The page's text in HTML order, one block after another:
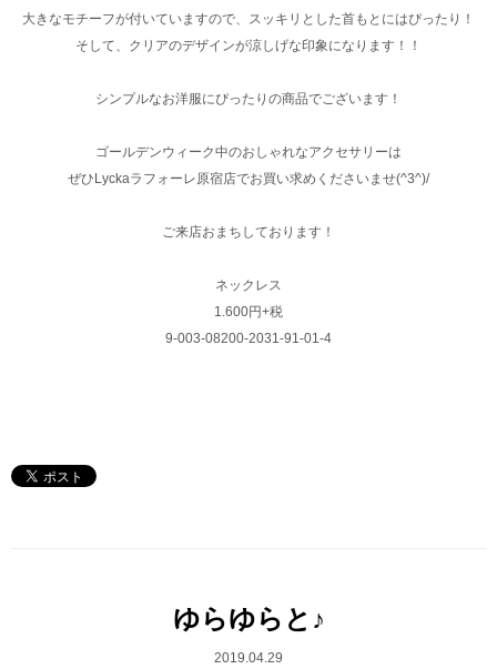
大きなモチーフが付いていますので、スッキリとした首もとにはぴったり！
そして、クリアのデザインが涼しげな印象になります！！
シンプルなお洋服にぴったりの商品でございます！
ゴールデンウィーク中のおしゃれなアクセサリーは
ぜひLyckaラフォーレ原宿店でお買い求めくださいませ(^3^)/
ご来店おまちしております！
ネックレス
1.600円+税
9-003-08200-2031-91-01-4
ゆらゆらと♪
2019.04.29